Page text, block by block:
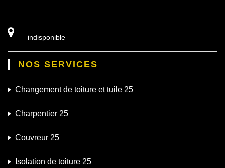
indisponible
NOS SERVICES
Changement de toiture et tuile 25
Charpentier 25
Couvreur 25
Isolation de toiture 25